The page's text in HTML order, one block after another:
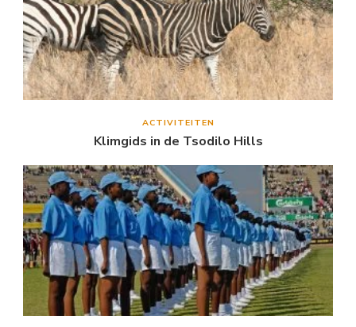
ACTIVITEITEN
Klimgids in de Tsodilo Hills